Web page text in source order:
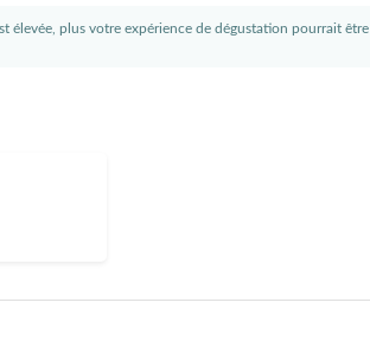
élevée, plus votre expérience de dégustation pourrait être